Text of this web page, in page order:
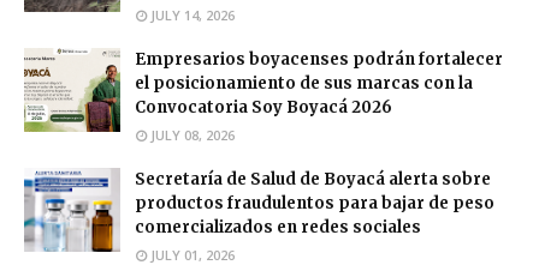
JULY 14, 2026
Empresarios boyacenses podrán fortalecer
el posicionamiento de sus marcas con la
Convocatoria Soy Boyacá 2026
JULY 08, 2026
Secretaría de Salud de Boyacá alerta sobre
productos fraudulentos para bajar de peso
comercializados en redes sociales
JULY 01, 2026